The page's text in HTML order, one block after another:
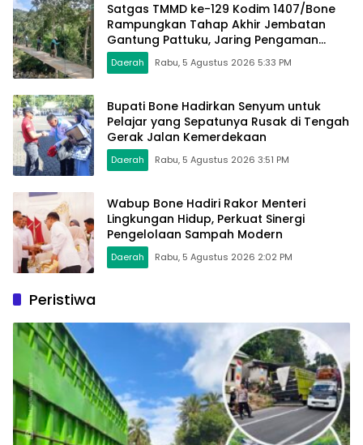
Satgas TMMD ke-129 Kodim 1407/Bone
Rampungkan Tahap Akhir Jembatan
Gantung Pattuku, Jaring Pengaman
Mulai Terpasang
Daerah Rabu, 5 Agustus 2026 5:33 PM
Bupati Bone Hadirkan Senyum untuk
Pelajar yang Sepatunya Rusak di Tengah
Gerak Jalan Kemerdekaan
Daerah Rabu, 5 Agustus 2026 3:51 PM
Wabup Bone Hadiri Rakor Menteri
Lingkungan Hidup, Perkuat Sinergi
Pengelolaan Sampah Modern
Daerah Rabu, 5 Agustus 2026 2:02 PM
Peristiwa